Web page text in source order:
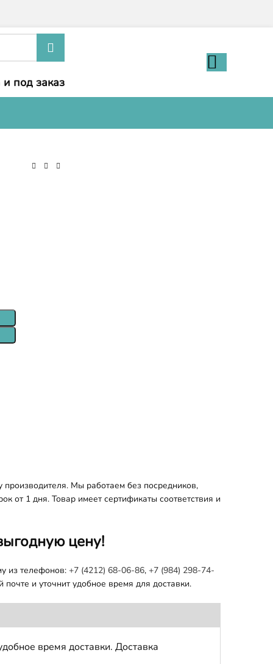
под заказ
Мы работаем без посредников,
от 1 дня. Товар имеет сертификаты соответствия и
цену!
из телефонов: +7 (4212) 68-06-86, +7 (984) 298-74-
и уточнит удобное время для доставки.
время доставки. Доставка